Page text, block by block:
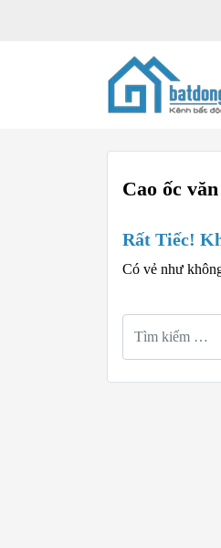
Cao ốc
Rất Tiếc!
Có vẻ như
kiếm